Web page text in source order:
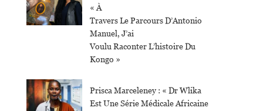
« À
Travers Le Parcours D’Antonio
Manuel, J’ai
Voulu Raconter L’histoire Du
Kongo »
Prisca Marceleney : « Dr Wlika
Est Une Série Médicale Africaine